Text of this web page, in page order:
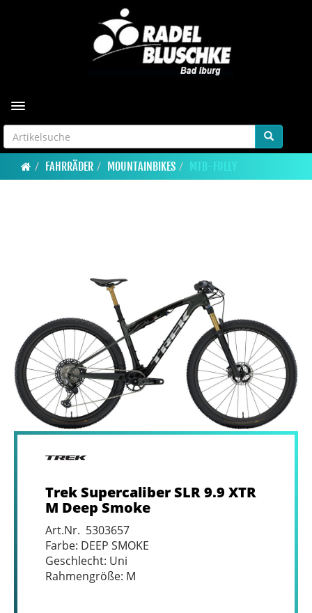
Toggle navigation
FAHRRÄDER MOUNTAINBIKES MTB-FULLY
Trek Supercaliber SLR 9.9 XTR
M Deep Smoke
Art.Nr. 5303657
Farbe: DEEP SMOKE
Geschlecht: Uni
Rahmengröße: M